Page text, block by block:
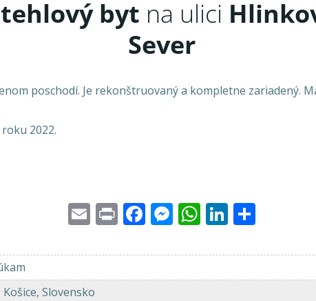
byt na ulici
Sever
poschodí. Je rekonštruovaný a kompletne zariadený.
2022.
EmailPrintFacebook
Messenger
WhatsApp
LinkedIn
Slovensko